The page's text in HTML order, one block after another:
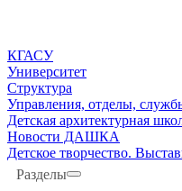
КГАСУ
Университет
Структура
Управления, отделы,
Детская архитектурная
Новости ДАШКА
Детское творчество.
Разделы